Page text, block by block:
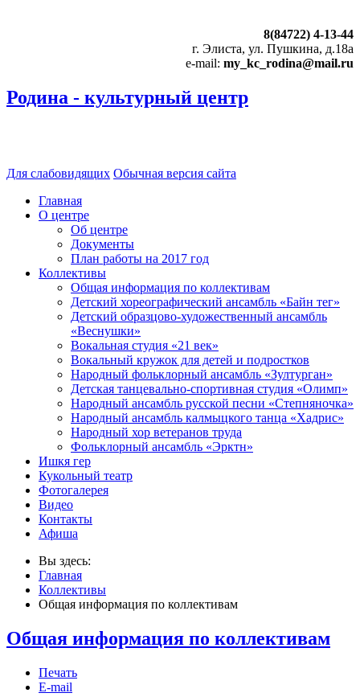
8(84722) 4-13-44
г. Элиста, ул. Пушкина, д.18а
e-mail: my_kc_rodina@mail.ru
Родина - культурный центр
Для слабовидящих Обычная версия сайта
Главная
О центре
Об центре
Документы
План работы на 2017 год
Коллективы
Общая информация по коллективам
Детский хореографический ансамбль «Байн тег»
Детский образцово-художественный ансамбль
«Веснушки»
Вокальная студия «21 век»
Вокальный кружок для детей и подростков
Народный фольклорный ансамбль «Зултурган»
Детская танцевально-спортивная студия «Олимп»
Народный ансамбль русской песни «Степняночка»
Народный ансамбль калмыцкого танца «Хадрис»
Народный хор ветеранов труда
Фольклорный ансамбль «Эрктн»
Ишкя гер
Кукольный театр
Фотогалерея
Видео
Контакты
Афиша
Вы здесь:
Главная
Коллективы
Общая информация по коллективам
Общая информация по коллективам
Печать
E-mail